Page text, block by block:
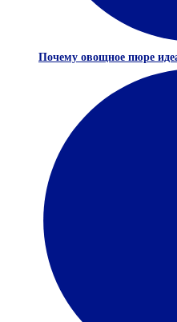
Почему овощное пюре